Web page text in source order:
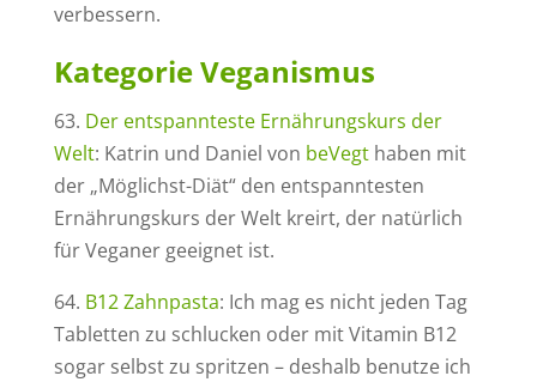
verbessern.
Kategorie Veganismus
63. Der entspannteste Ernährungskurs der
Welt: Katrin und Daniel von beVegthaben mit
der „Möglichst-Diät“ den entspanntesten
Ernährungskurs der Welt kreirt, der natürlich
für Veganer geeignet ist.
64. B12 Zahnpasta: Ich mag es nicht jeden Tag
Tabletten zu schlucken oder mit Vitamin B12
sogar selbst zu spritzen – deshalb benutze ich